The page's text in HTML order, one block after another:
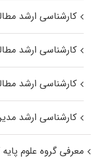
کارشناسی ارشد
کارشناسی ارشد
کارشناسی ارشد
کارشناسی ارشد
معرفی گروه علوم